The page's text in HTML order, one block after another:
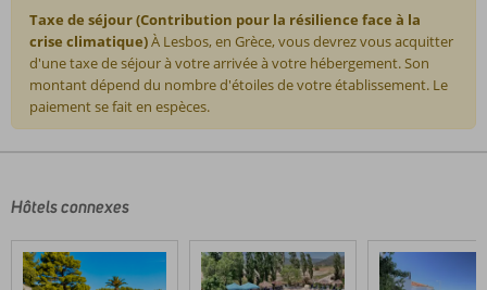
Taxe de séjour (Contribution pour la résilience face à la
crise climatique)À Lesbos, en Grèce, vous devrez vous acquitter
d'une taxe de séjour à votre arrivée à votre hébergement. Son
montant dépend du nombre d'étoiles de votre établissement. Le
paiement se fait en espèces.
écrits
nos
clients
Hôtels connexes